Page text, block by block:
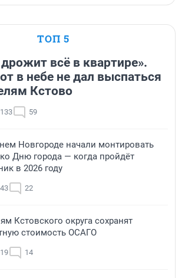
ТОП 5
всё в квартире».
в небе не дал выспаться
Кстово
59
Новгороде начали монтировать
Дню города — когда пройдёт
в 2026 году
22
Кстовского округа сохранят
стоимость ОСАГО
14